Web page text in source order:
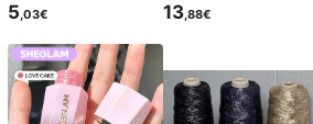
5,03€ 13,88€